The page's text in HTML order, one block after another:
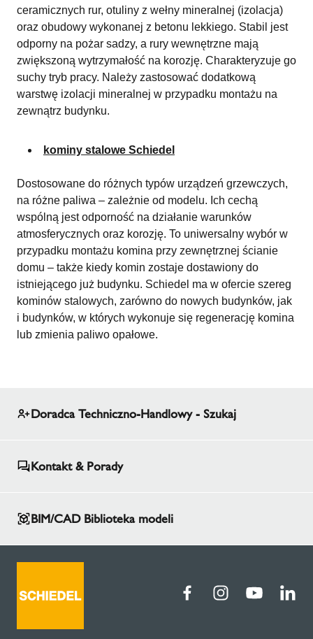
ceramicznych rur, otuliny z wełny mineralnej (izolacja)
oraz obudowy wykonanej z betonu lekkiego. Stabil jest
odporny na pożar sadzy, a rury wewnętrzne mają
zwiększoną wytrzymałość na korozję. Charakteryzuje go
suchy tryb pracy. Należy zastosować dodatkową
warstwę izolacji mineralnej w przypadku montażu na
zewnątrz budynku.
kominy stalowe Schiedel
Dostosowane do różnych typów urządzeń grzewczych,
na różne paliwa – zależnie od modelu. Ich cechą
wspólną jest odporność na działanie warunków
atmosferycznych oraz korozję. To uniwersalny wybór w
przypadku montażu komina przy zewnętrznej ścianie
domu – także kiedy komin zostaje dostawiony do
istniejącego już budynku. Schiedel ma w ofercie szereg
kominów stalowych, zarówno do nowych budynków, jak
i budynków, w których wykonuje się regenerację komina
lub zmienia paliwo opałowe.
Doradca Techniczno-Handlowy - Szukaj
Kontakt & Porady
BIM/CAD Biblioteka modeli